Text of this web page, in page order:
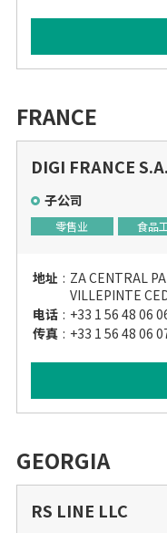
FRANCE
DIGI FRANCE S.A.
子公司
零售业 食品
地址 : ZA CENTRAL
VILLEPINTE
电话 : +33 1 56 48 06
传真 : +33 1 56 48 06
GEORGIA
RS LINE LLC